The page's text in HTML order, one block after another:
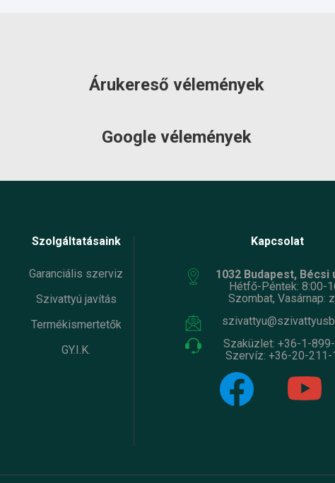
Árukereső vélemények
Google vélemények
Szolgáltatásaink
Garanciális szerviz
Szivattyú javítás
Termékismertetők
GY.I.K.
Kapcsolat
1032 Budapest, Bécsi
Hétfő-Péntek: 8:00-
Szombat, Vasárnap:
Szaküzlet: +36-1-
Szervíz: +36-20-211-